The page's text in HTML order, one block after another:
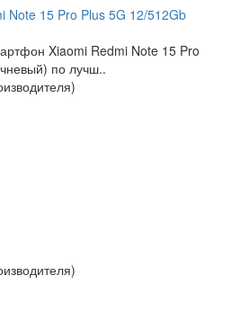
15 Pro Plus 5G 12/512Gb
Xiaomi Redmi Note 15 Pro
по лучш..